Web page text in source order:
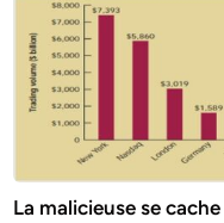
La malicieuse se